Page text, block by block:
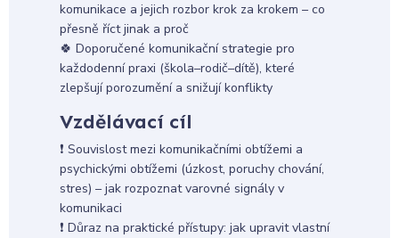
komunikace a jejich rozbor krok za krokem – co
přesně říct jinak a proč
🍀 Doporučené komunikační strategie pro
každodenní praxi (škola–rodič–dítě), které
zlepšují porozumění a snižují konflikty
Vzdělávací cíl
❗ Souvislost mezi komunikačními obtížemi a
psychickými obtížemi (úzkost, poruchy chování,
stres) – jak rozpoznat varovné signály v
komunikaci
❗ Důraz na praktické přístupy: jak upravit vlastní